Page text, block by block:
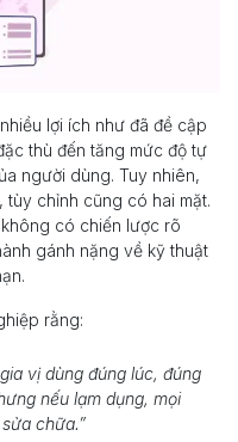
lợi ích như đã đề cập
thù đến tăng mức độ tự
người dùng. Tuy nhiên,
chỉnh cũng có hai mặt.
có chiến lược rõ
gánh nặng về kỹ thuật
rằng:
vị dùng đúng lúc, đúng
nếu lạm dụng, mọi
chữa.”